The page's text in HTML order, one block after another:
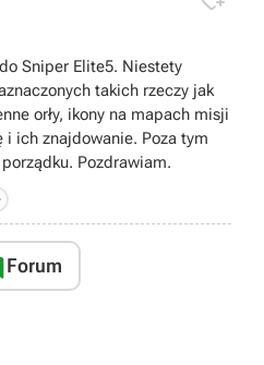
Sniper Elite5. Niestety
takich rzeczy jak
orły, ikony na mapach misji
i ich znajdowanie. Poza tym
Pozdrawiam.
Forum